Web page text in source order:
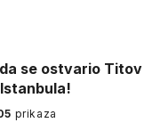
se ostvario Titov
prikaza